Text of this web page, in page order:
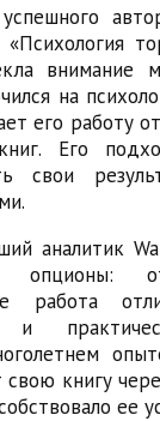
внимание
на
его работу
Его
свои
аналитик
опционы:
работа
книгу
ее